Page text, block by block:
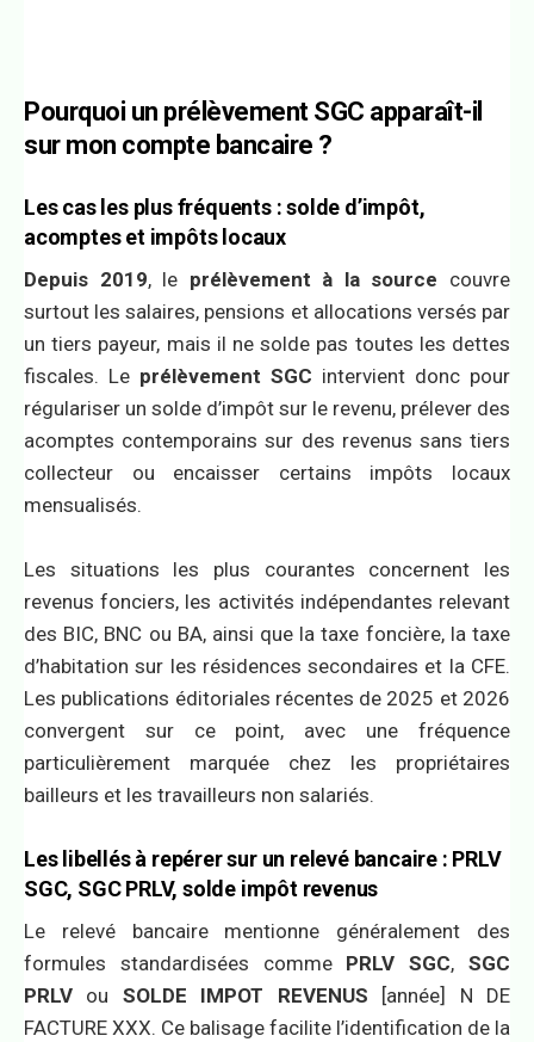
Pourquoi un prélèvement SGC apparaît-il
sur mon compte bancaire ?
Les cas les plus fréquents : solde d’impôt,
acomptes et impôts locaux
Depuis 2019, le prélèvement à la source couvre
surtout les salaires, pensions et allocations versés par
un tiers payeur, mais il ne solde pas toutes les dettes
fiscales. Le prélèvement SGC intervient donc pour
régulariser un solde d’impôt sur le revenu, prélever des
acomptes contemporains sur des revenus sans tiers
collecteur ou encaisser certains impôts locaux
mensualisés.
Les situations les plus courantes concernent les
revenus fonciers, les activités indépendantes relevant
des BIC, BNC ou BA, ainsi que la taxe foncière, la taxe
d’habitation sur les résidences secondaires et la CFE.
Les publications éditoriales récentes de 2025 et 2026
convergent sur ce point, avec une fréquence
particulièrement marquée chez les propriétaires
bailleurs et les travailleurs non salariés.
Les libellés à repérer sur un relevé bancaire : PRLV
SGC, SGC PRLV, solde impôt revenus
Le relevé bancaire mentionne généralement des
formules standardisées comme PRLV SGC,SGC
PRLV ou SOLDE IMPOT REVENUS [année] N DE
FACTURE XXX. Ce balisage facilite l’identification de la